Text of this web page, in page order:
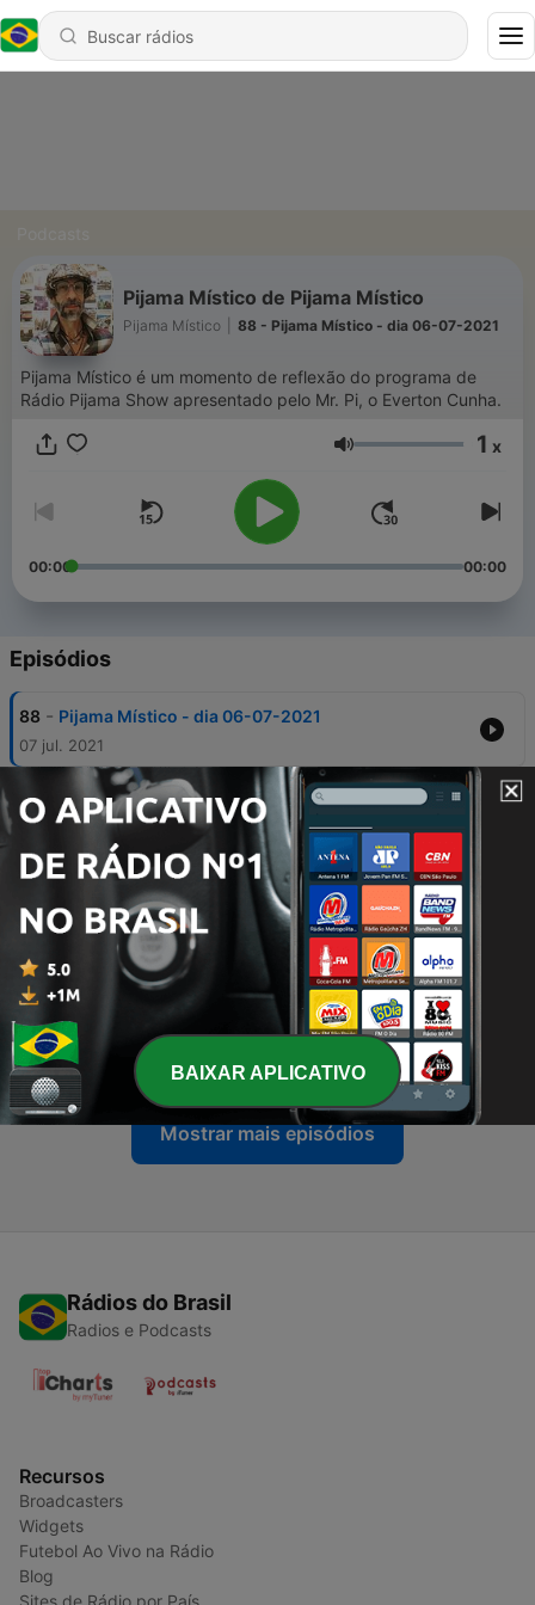
Pijama Místico de Pijama Místico
Pijama Místico 88 - Pijama Místico - dia 06-07-2021
Pijama Místico é um momento de reflexão do programa de
Rádio Pijama Show apresentado pelo Mr. Pi, o Everton Cunha.
Volume 1 x
00:00 00:00
Episódios
88 - Pijama Místico - dia 06-07-2021
07 jul. 2021
Pijama Místico - dia 05-07-2021
06 jul. 2021
86 - Pijama Místico - dia 30-06-2021
Pijama Místico - dia 29-06-2021
30 jun. 2021
84 - Pijama Místico - dia 28-06-2021
29 jun. 2021
Mostrar mais episódios
Rádios do Brasil
Radios e Podcasts
Recursos
Broadcasters
Widgets
Futebol Ao Vivo na Rádio
Blog
BAIXAR APLICATIVO